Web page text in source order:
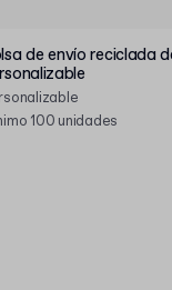
de envío reciclada
100 unidades